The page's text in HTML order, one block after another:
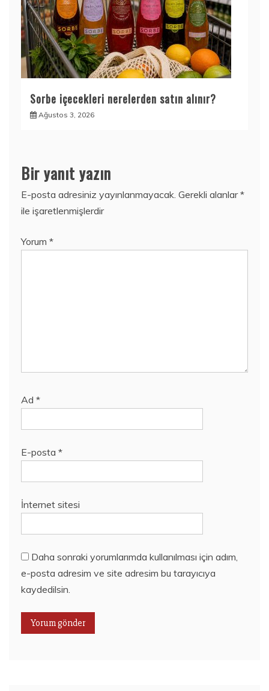
Sorbe içecekleri nerelerden satın alınır?
Ağustos 3, 2026
Bir yanıt yazın
E-posta adresiniz yayınlanmayacak. Gerekli alanlar*
ile işaretlenmişlerdir
Yorum *
Ad *
E-posta *
İnternet sitesi
Daha sonraki yorumlarımda kullanılması için adım,
e-posta adresim ve site adresim bu tarayıcıya
kaydedilsin.